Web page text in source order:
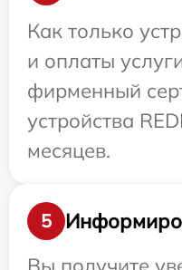
Как только
и оплаты
фирменный
устройства
месяцев.
5